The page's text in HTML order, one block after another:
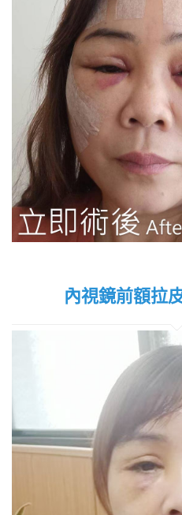
內視鏡前額拉